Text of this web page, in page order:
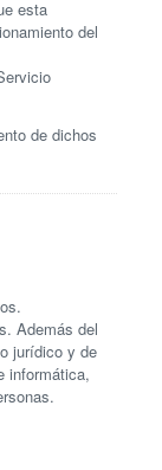
esta
del
de dichos
Además del
jurídico y de
informática,